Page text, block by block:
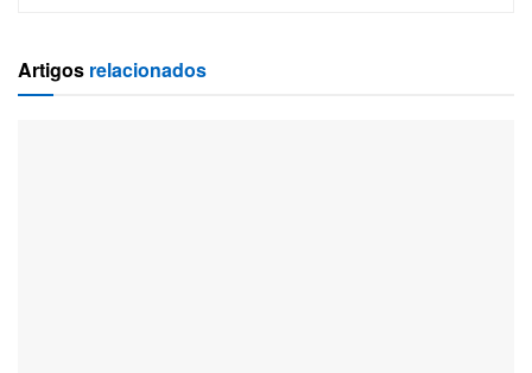
Artigos relacionados